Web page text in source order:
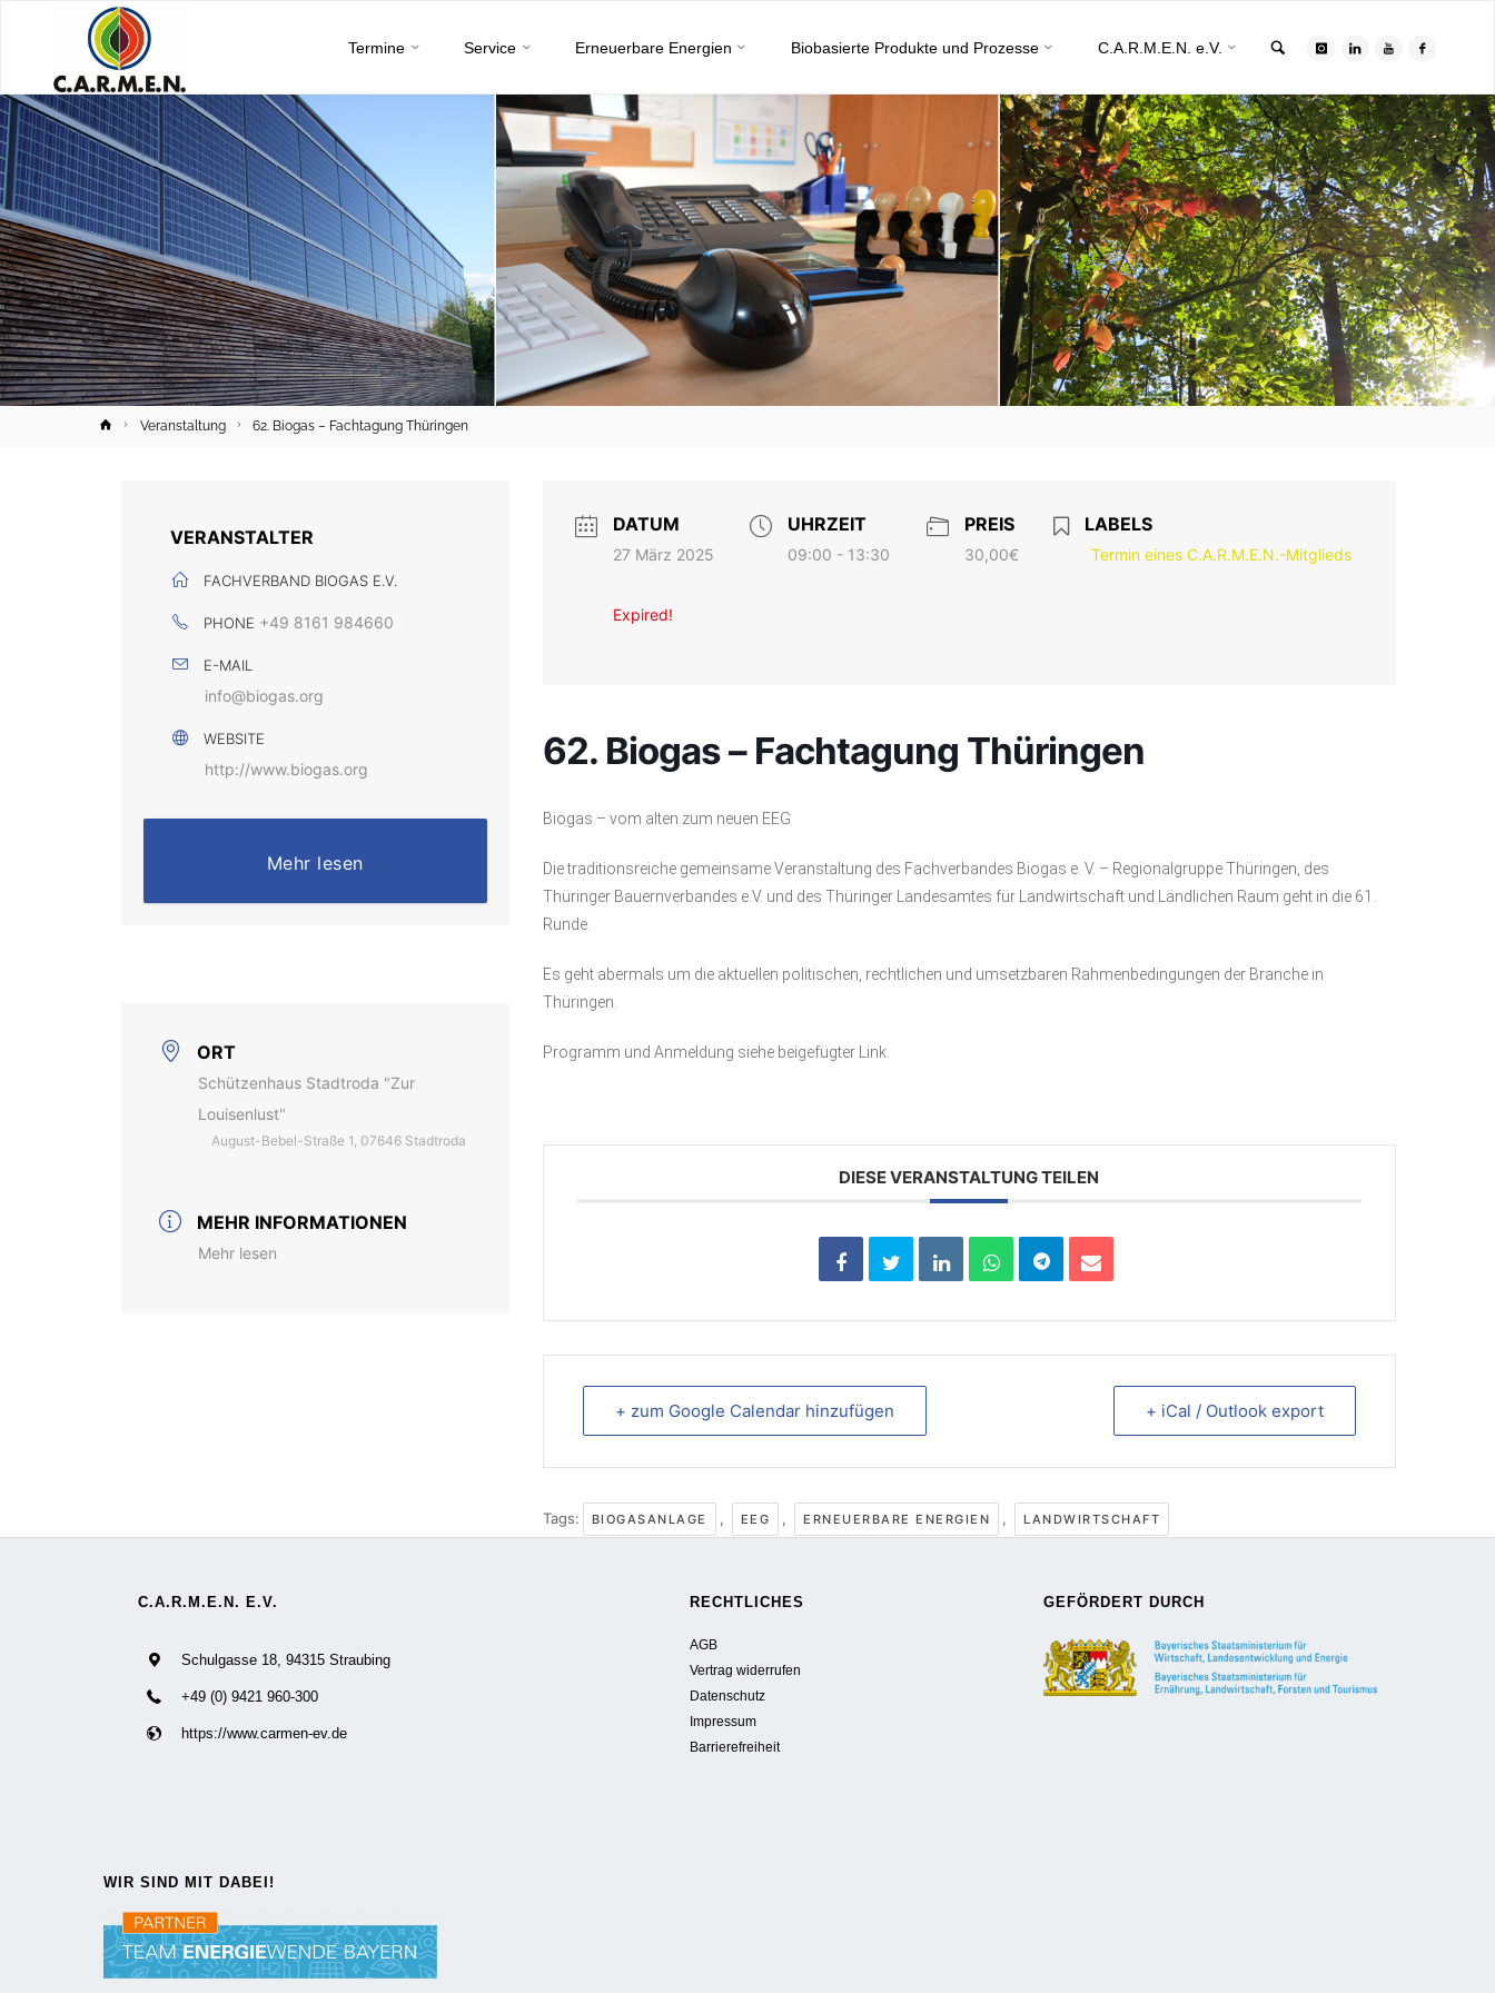
Termine Service Erneuerbare Energien Biobasierte Produkte und Prozesse C.A.R.M.E.N. e.V.
HomeVeranstaltung 62. Biogas – Fachtagung Thüringen
VERANSTALTER
FACHVERBAND BIOGAS E.V.
PHONE +49 8161 984660
E-MAIL
info@biogas.org
WEBSITE
http://www.biogas.org
Mehr lesen
ORT
Schützenhaus Stadtroda "Zur
Louisenlust"
August-Bebel-Straße 1, 07646 Stadtroda
MEHR INFORMATIONEN
Mehr lesen
DATUM
27 März 2025
Expired!
UHRZEIT
09:00 - 13:30
PREIS
30,00€
LABELS
Termin eines C.A.R.M.E.N.-Mitglieds
62. Biogas – Fachtagung Thüringen
Biogas – vom alten zum neuen EEG
Die traditionsreiche gemeinsame Veranstaltung des Fachverbandes Biogas e. V. – Regionalgruppe Thüringen, des
Thüringer Bauernverbandes e.V. und des Thüringer Landesamtes für Landwirtschaft und Ländlichen Raum geht in die 61.
Runde.
Es geht abermals um die aktuellen politischen, rechtlichen und umsetzbaren Rahmenbedingungen der Branche in
Thüringen.
Programm und Anmeldung siehe beigefügter Link.
DIESE VERANSTALTUNG TEILEN
+ zum Google Calendar hinzufügen + iCal / Outlook export
Tags: BIOGASANLAGE , EEG , ERNEUERBARE ENERGIEN , LANDWIRTSCHAFT
C.A.R.M.E.N. E.V.
Schulgasse 18, 94315 Straubing
+49 (0) 9421 960-300
https://www.carmen-ev.de
RECHTLICHES
AGB
Vertrag widerrufen
Datenschutz
Impressum
Barrierefreiheit
GEFÖRDERT DURCH
WIR SIND MIT DABEI!